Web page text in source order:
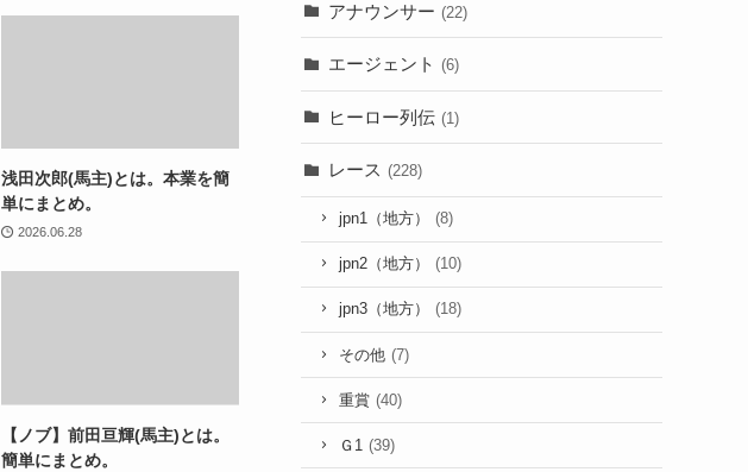
浅田次郎(馬主)とは。本業を簡
単にまとめ。
2026.06.28
【ノブ】前田亘輝(馬主)とは。
簡単にまとめ。
アナウンサー (22)
エージェント (6)
ヒーロー列伝 (1)
レース (228)
jpn1（地方） (8)
jpn2（地方） (10)
jpn3（地方） (18)
その他 (7)
重賞 (40)
Ｇ1 (39)